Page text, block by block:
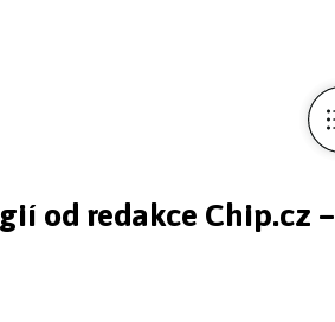
od redakce Chip.cz –